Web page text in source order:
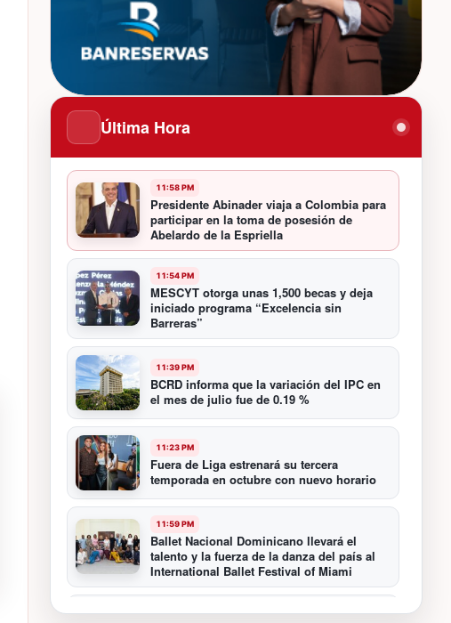
Última Hora
11:58 PM
Presidente Abinader viaja a Colombia para
participar en la toma de posesión de
Abelardo de la Espriella
11:54 PM
MESCYT otorga unas 1,500 becas y deja
iniciado programa “Excelencia sin
Barreras”
11:39 PM
BCRD informa que la variación del IPC en
el mes de julio fue de 0.19 %
11:23 PM
Fuera de Liga estrenará su tercera
temporada en octubre con nuevo horario
11:59 PM
Ballet Nacional Dominicano llevará el
talento y la fuerza de la danza del país al
International Ballet Festival of Miami
11:55 PM